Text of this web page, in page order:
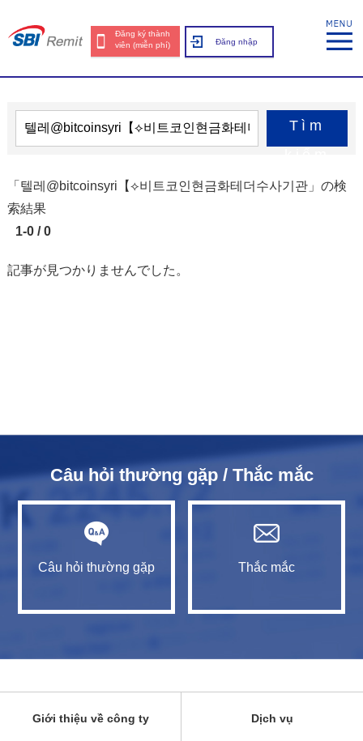
Đăng ký thành
viên (miễn phí)
Đăng nhập
Tìm
「텔레@bitcoinsyri【⟡비트코인현금화테더수사기관」の検
索結果
1-0 / 0
記事が見つかりませんでした。
Câu hỏi thường gặp / Thắc mắc
Câu hỏi thường gặp Thắc mắc
Giới thiệu về công ty Dịch vụ